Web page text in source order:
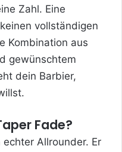
Zahl. Eine
vollständigen
Kombination aus
gewünschtem
dein Barbier,
Fade?
Allrounder. Er